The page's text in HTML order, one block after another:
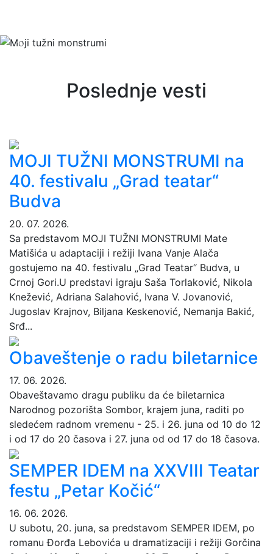
Previous
Poslednje vesti
MOJI TUŽNI MONSTRUMI na
40. festivalu „Grad teatar“
Budva
20. 07. 2026.
Sa predstavom MOJI TUŽNI MONSTRUMI Mate
Matišića u adaptaciji i režiji Ivana Vanje Alača
gostujemo na 40. festivalu „Grad Teatar“ Budva, u
Crnoj Gori.U predstavi igraju Saša Torlaković, Nikola
Knežević, Adriana Salahović, Ivana V. Jovanović,
Jugoslav Krajnov, Biljana Keskenović, Nemanja Bakić,
Srđ...
Obaveštenje o radu biletarnice
17. 06. 2026.
Obaveštavamo dragu publiku da će biletarnica
Narodnog pozorišta Sombor, krajem juna, raditi po
sledećem radnom vremenu - 25. i 26. juna od 10 do 12
i od 17 do 20 časova i 27. juna od od 17 do 18 časova.
SEMPER IDEM na XXVIII Teatar
festu „Petar Kočić“
16. 06. 2026.
U subotu, 20. juna, sa predstavom SEMPER IDEM, po
romanu Đorđa Lebovića u dramatizaciji i režiji Gorčina